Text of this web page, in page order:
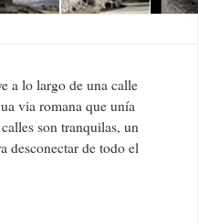
a lo largo de una calle
via romana que unía
son tranquilas, un
desconectar de todo el